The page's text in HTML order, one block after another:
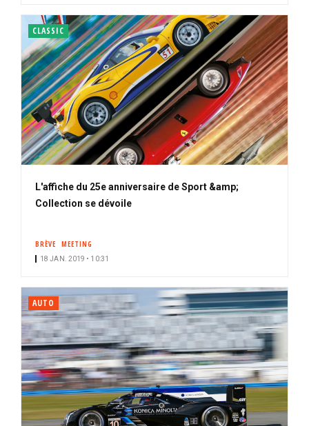
CLASSIC
L'affiche du 25e anniversaire de Sport &amp;
Collection se dévoile
BRÈVE MEETING
18 JAN. 2019 • 10:31
AUTO